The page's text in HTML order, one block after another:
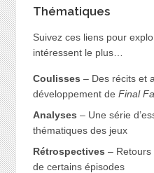
Thématiques
Suivez ces liens pour
intéressent le plus…
Coulisses – Des récits et
développement de Final
Analyses – Une série
thématiques des jeux
Rétrospectives – Retours
de certains épisodes